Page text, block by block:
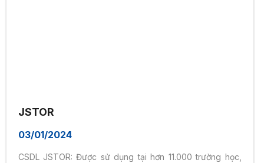
JSTOR
03/01/2024
CSDL JSTOR: Được sử dụng tại hơn 11.000 trường học,